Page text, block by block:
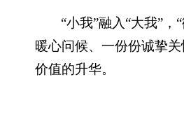
“小我”融入“大我”
暖心问候、一份份诚挚
价值的升华。